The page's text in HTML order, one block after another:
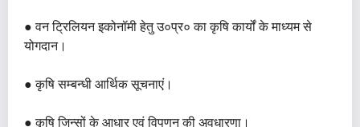
● वन ट्रिलियन इकोनॉमी हेतु उ०प्र० का कृषि कार्यों के माध्यम से
योगदान।
● कृषि सम्बन्धी आर्थिक सूचनाएं।
● कृषि जिन्सों के आधार एवं विपणन की अवधारणा।